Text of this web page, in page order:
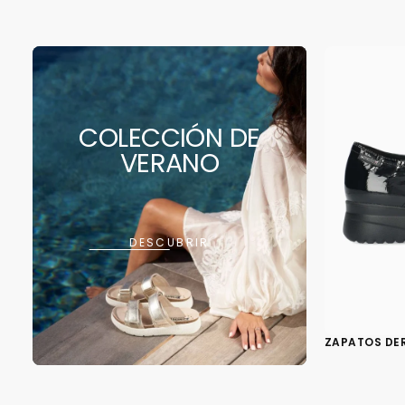
COLECCIÓN DE
VERANO
DESCUBRIR
ZAPATOS